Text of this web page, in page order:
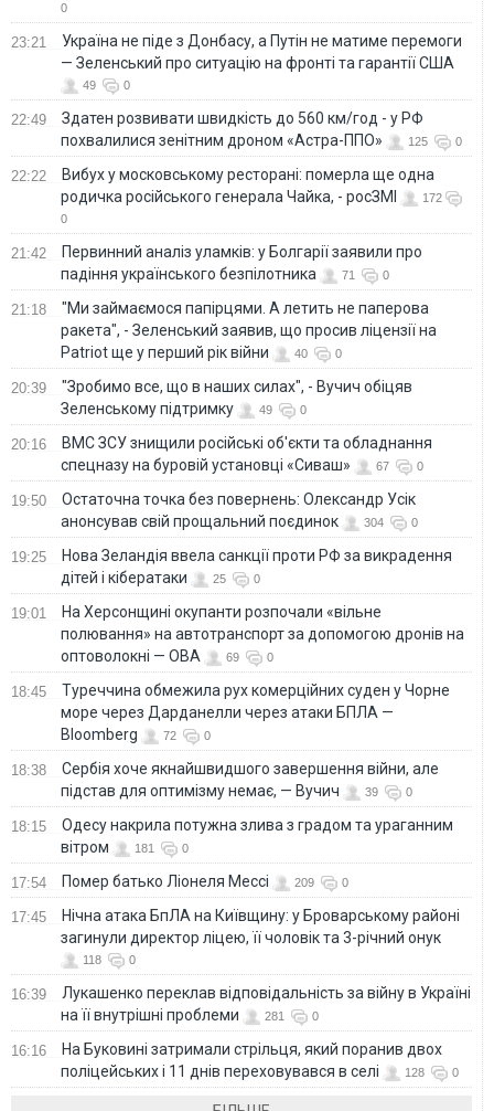
0
23:21
Україна не піде з Донбасу, а Путін не матиме перемоги
— Зеленський про ситуацію на фронті та гарантії США
49 0
22:49
Здатен розвивати швидкість до 560 км/год - у РФ
похвалилися зенітним дроном «Астра-ППО»
125 0
22:22
Вибух у московському ресторані: померла ще одна
родичка російського генерала Чайка, - росЗМІ
172
0
21:42
Первинний аналіз уламків: у Болгарії заявили про
падіння українського безпілотника
71 0
21:18
"Ми займаємося папірцями. А летить не паперова
ракета", - Зеленський заявив, що просив ліцензії на
Patriot ще у перший рік війни
40 0
20:39
"Зробимо все, що в наших силах", - Вучич обіцяв
Зеленському підтримку
49 0
20:16
ВМС ЗСУ знищили російські об'єкти та обладнання
спецназу на буровій установці «Сиваш»
67 0
19:50
Остаточна точка без повернень: Олександр Усік
анонсував свій прощальний поєдинок
304 0
19:25
Нова Зеландія ввела санкції проти РФ за викрадення
дітей і кібератаки
25 0
19:01
На Херсонщині окупанти розпочали «вільне
полювання» на автотранспорт за допомогою дронів на
оптоволокні — ОВА
69 0
18:45
Туреччина обмежила рух комерційних суден у Чорне
море через Дарданелли через атаки БПЛА —
Bloomberg
72 0
18:38
Сербія хоче якнайшвидшого завершення війни, але
підстав для оптимізму немає, — Вучич
39 0
18:15
Одесу накрила потужна злива з градом та ураганним
вітром
181 0
17:54 Помер батько Ліонеля Мессі 209 0
17:45
Нічна атака БпЛА на Київщину: у Броварському районі
загинули директор ліцею, її чоловік та 3-річний онук
118 0
16:39
Лукашенко переклав відповідальність за війну в Україні
на її внутрішні проблеми
281 0
16:16
На Буковині затримали стрільця, який поранив двох
поліцейських і 11 днів переховувався в селі
128 0